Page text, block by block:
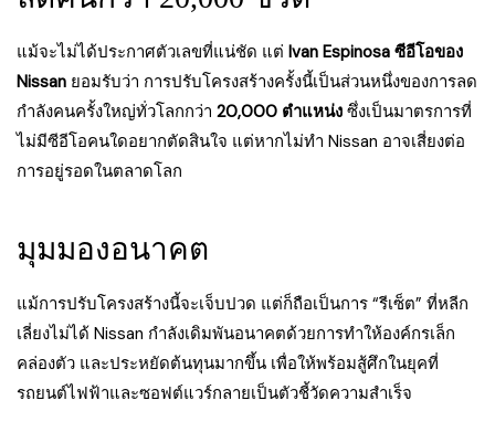
แม้จะไม่ได้ประกาศตัวเลขที่แน่ชัด แต่ Ivan Espinosa ซีอีโอของ
Nissan ยอมรับว่า การปรับโครงสร้างครั้งนี้เป็นส่วนหนึ่งของการลด
กำลังคนครั้งใหญ่ทั่วโลกกว่า 20,000 ตำแหน่ง ซึ่งเป็นมาตรการที่
ไม่มีซีอีโอคนใดอยากตัดสินใจ แต่หากไม่ทำ Nissan อาจเสี่ยงต่อ
การอยู่รอดในตลาดโลก
มุมมองอนาคต
แม้การปรับโครงสร้างนี้จะเจ็บปวด แต่ก็ถือเป็นการ “รีเซ็ต” ที่หลีก
เลี่ยงไม่ได้ Nissan กำลังเดิมพันอนาคตด้วยการทำให้องค์กรเล็ก
คล่องตัว และประหยัดต้นทุนมากขึ้น เพื่อให้พร้อมสู้ศึกในยุคที่
รถยนต์ไฟฟ้าและซอฟต์แวร์กลายเป็นตัวชี้วัดความสำเร็จ